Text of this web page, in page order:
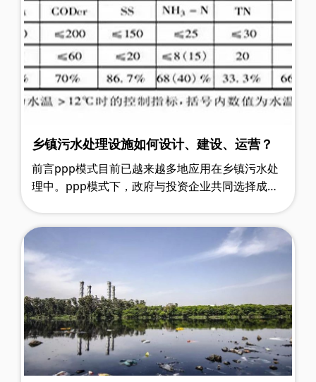
乡镇污水处理设施如何设计、建设、运营？
前言ppp模式目前已越来越多地应用在乡镇污水处
理中。ppp模式下，政府与投资企业共同选择成熟